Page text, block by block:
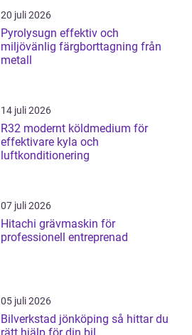
20 juli 2026
Pyrolysugn effektiv och
miljövänlig färgborttagning från
metall
14 juli 2026
R32 modernt köldmedium för
effektivare kyla och
luftkonditionering
07 juli 2026
Hitachi grävmaskin för
professionell entreprenad
05 juli 2026
Bilverkstad jönköping så hittar du